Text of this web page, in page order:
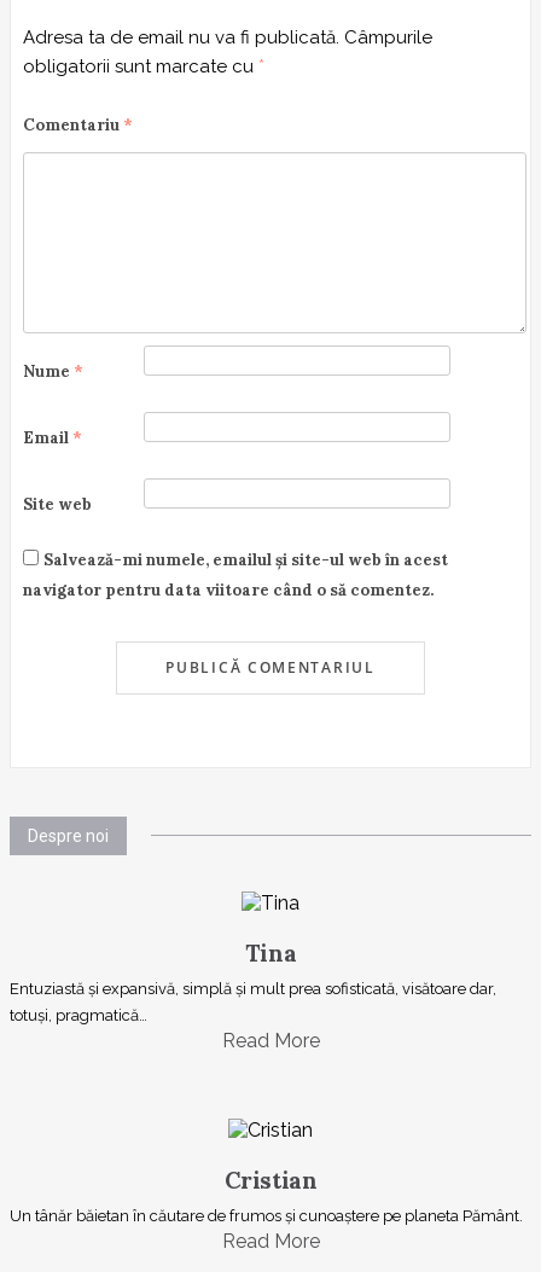
Adresa ta de email nu va fi publicată. Câmpurile
obligatorii sunt marcate cu *
Comentariu *
Nume *
Email *
Site web
Salvează-mi numele, emailul și site-ul web în acest
navigator pentru data viitoare când o să comentez.
Despre noi
Tina
Entuziastă şi expansivă, simplă şi mult prea sofisticată, visătoare dar,
totuşi, pragmatică…
Read More
Cristian
Un tânăr băietan în căutare de frumos și cunoaștere pe planeta Pământ.
Read More